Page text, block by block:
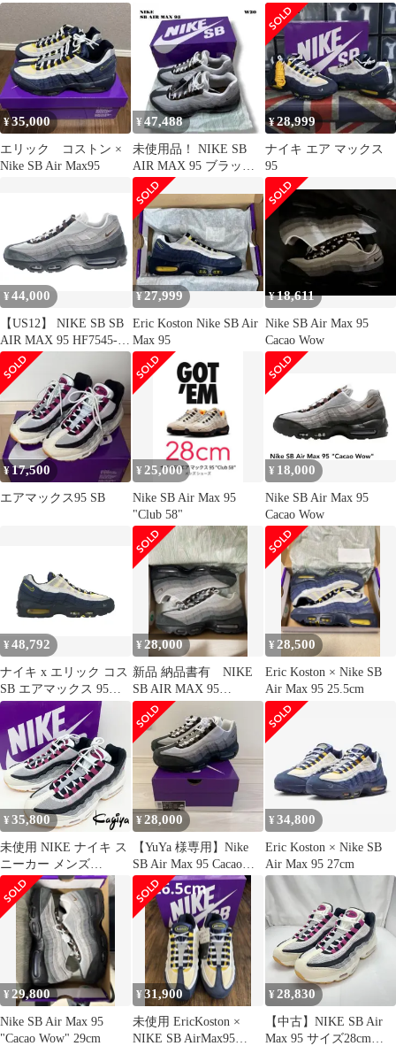
29cm
AIR MAX 95 (HF7545-
100) | エアマックス95 |
サミットホワイト カク
タスフラワー | ローカ
ット スニーカー シュー
ズ 靴【メンズ】【中
古】
and Speed
Yellow"HQ8492-400 靴
スニーカー サイズ：
28.5cm ▼SH8599
¥35,000
エリック コストン ×
Nike SB Air Max95
¥ 47,488
未使用品！ NIKE SB
AIR MAX 95 ブラック
カカオ チョコ 28
¥28,999
ナイキ エア マックス
95
¥44,000
【US12】 NIKE SB SB
AIR MAX 95 HF7545-
002 【新古品】
¥27,999
Eric Koston Nike SB Air
Max 95
¥18,611
Nike SB Air Max 95
Cacao Wow
¥ 17,500
エアマックス95 SB
¥ 25,000
Nike SB Air Max 95
"Club 58"
¥ 18,000
Nike SB Air Max 95
Cacao Wow
¥48,792
ナイキ x エリック コス
SB エアマックス 95
NIKE SB
¥28,000
新品 納品書有 NIKE
SB AIR MAX 95
CACAO WOW カカオ
¥28,500
Eric Koston × Nike SB
Air Max 95 25.5cm
¥35,800
未使用 NIKE ナイキ ス
ニーカー メンズ
HF7545-100 ナイキSB
エアマックス95 AIR
MAX CUCTUS
FLOWER カクタスフラ
ワー ホワイト パープル
28cm
¥28,000
【YuYa 様専用】Nike
SB Air Max 95 Cacao
Wow
¥34,800
Eric Koston × Nike SB
Air Max 95 27cm
¥ 29,800
Nike SB Air Max 95
"Cacao Wow" 29cm
¥31,900
未使用 EricKoston ×
NIKE SB AirMax95
¥28,830
【中古】NIKE SB Air
Max 95 サイズ28cm